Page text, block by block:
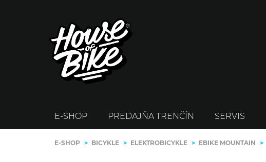
E-SHOP PREDAJŇA TRENČÍN SERVIS
E-SHOP > BICYKLE > ELEKTROBICYKLE > EBIKE MOUNTAIN >